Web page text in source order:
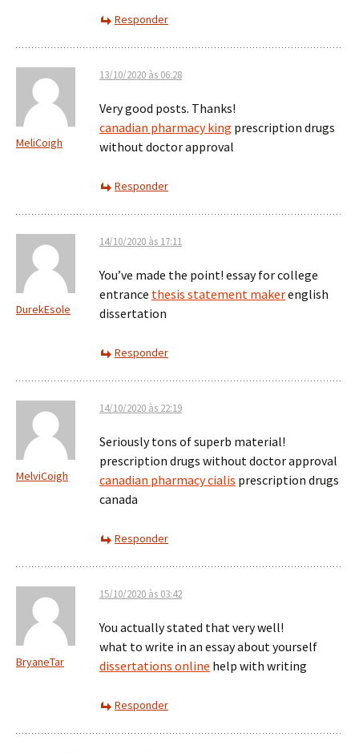
Responder
MeliCoigh
13/10/2020 às 06:28
Very good posts. Thanks!
canadian pharmacy king prescription drugs
without doctor approval
Responder
DurekEsole
14/10/2020 às 17:11
You’ve made the point! essay for college
entrance thesis statement makerenglish
dissertation
Responder
MelviCoigh
14/10/2020 às 22:19
Seriously tons of superb material!
prescription drugs without doctor approval
canadian pharmacy cialis prescription drugs
canada
Responder
BryaneTar
15/10/2020 às 03:42
You actually stated that very well!
what to write in an essay about yourself
dissertations online help with writing
Responder